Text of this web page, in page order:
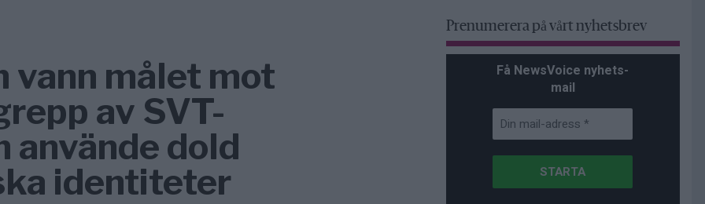
vann målet mot
av SVT-
använde dold
identiteter
Prenumerera på vårt nyhetsbrev
Få NewsVoice nyhets-
mail